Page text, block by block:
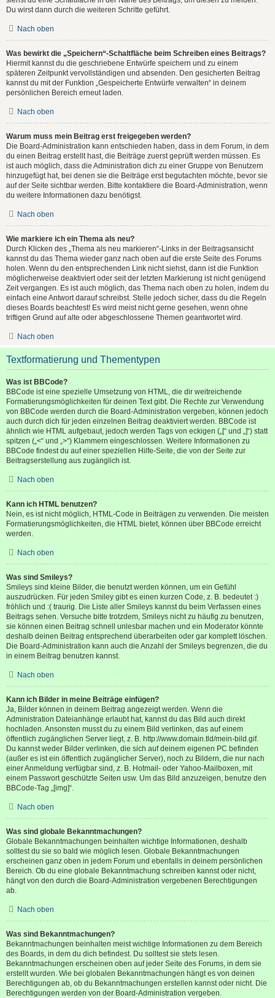
Du wirst dann durch die weiteren Schritte geführt.
Nach oben
Was bewirkt die „Speichern“-Schaltfläche beim Schreiben eines Beitrags?
Hiermit kannst du die geschriebene Entwürfe speichern und zu einem
späteren Zeitpunkt vervollständigen und absenden. Den gesicherten Beitrag
kannst du mit der Funktion „Gespeicherte Entwürfe verwalten“ in deinem
persönlichen Bereich erneut laden.
Nach oben
Warum muss mein Beitrag erst freigegeben werden?
Die Board-Administration kann entschieden haben, dass in dem Forum, in dem
du einen Beitrag erstellt hast, die Beiträge zuerst geprüft werden müssen. Es
ist auch möglich, dass die Administration dich zu einer Gruppe von Benutzern
hinzugefügt hat, bei denen sie die Beiträge erst begutachten möchte, bevor sie
auf der Seite sichtbar werden. Bitte kontaktiere die Board-Administration, wenn
du weitere Informationen dazu benötigst.
Nach oben
Wie markiere ich ein Thema als neu?
Durch Klicken des „Thema als neu markieren“-Links in der Beitragsansicht
kannst du das Thema wieder ganz nach oben auf die erste Seite des Forums
holen. Wenn du den entsprechenden Link nicht siehst, dann ist die Funktion
möglicherweise deaktiviert oder seit der letzten Markierung ist nicht genügend
Zeit vergangen. Es ist auch möglich, das Thema nach oben zu holen, indem du
einfach eine Antwort darauf schreibst. Stelle jedoch sicher, dass du die Regeln
dieses Boards beachtest! Es wird meist nicht gerne gesehen, wenn ohne
triftigen Grund auf alte oder abgeschlossene Themen geantwortet wird.
Nach oben
Textformatierung und Thementypen
Was ist BBCode?
BBCode ist eine spezielle Umsetzung von HTML, die dir weitreichende
Formatierungsmöglichkeiten für deinen Text gibt. Die Rechte zur Verwendung
von BBCode werden durch die Board-Administration vergeben, können jedoch
auch durch dich für jeden einzelnen Beitrag deaktiviert werden. BBCode ist
ähnlich wie HTML aufgebaut, jedoch werden Tags von eckigen („[“ und „]“) statt
spitzen („<“ und „>“) Klammern eingeschlossen. Weitere Informationen zu
BBCode findest du auf einer speziellen Hilfe-Seite, die von der Seite zur
Beitragserstellung aus zugänglich ist.
Nach oben
Kann ich HTML benutzen?
Nein, es ist nicht möglich, HTML-Code in Beiträgen zu verwenden. Die meisten
Formatierungsmöglichkeiten, die HTML bietet, können über BBCode erreicht
werden.
Nach oben
Was sind Smileys?
Smileys sind kleine Bilder, die benutzt werden können, um ein Gefühl
auszudrücken. Für jeden Smiley gibt es einen kurzen Code, z. B. bedeutet :)
fröhlich und :( traurig. Die Liste aller Smileys kannst du beim Verfassen eines
Beitrags sehen. Versuche bitte trotzdem, Smileys nicht zu häufig zu benutzen,
sie können einen Beitrag schnell unlesbar machen und ein Moderator könnte
deshalb deinen Beitrag entsprechend überarbeiten oder gar komplett löschen.
Die Board-Administration kann auch die Anzahl der Smileys begrenzen, die du
in einem Beitrag benutzen kannst.
Nach oben
Kann ich Bilder in meine Beiträge einfügen?
Ja, Bilder können in deinem Beitrag angezeigt werden. Wenn die
Administration Dateianhänge erlaubt hat, kannst du das Bild auch direkt
hochladen. Ansonsten musst du zu einem Bild verlinken, das auf einem
öffentlich zugänglichen Server liegt, z. B. http://www.domain.tld/mein-bild.gif.
Du kannst weder Bilder verlinken, die sich auf deinem eigenen PC befinden
(außer es ist ein öffentlich zugänglicher Server), noch zu Bildern, die nur nach
einer Anmeldung verfügbar sind, z. B. Hotmail- oder Yahoo-Mailboxen, mit
einem Passwort geschützte Seiten usw. Um das Bild anzuzeigen, benutze den
BBCode-Tag „[img]“.
Nach oben
Was sind globale Bekanntmachungen?
Globale Bekanntmachungen beinhalten wichtige Informationen, deshalb
solltest du sie so bald wie möglich lesen. Globale Bekanntmachungen
erscheinen ganz oben in jedem Forum und ebenfalls in deinem persönlichen
Bereich. Ob du eine globale Bekanntmachung schreiben kannst oder nicht,
hängt von den durch die Board-Administration vergebenen Berechtigungen
ab.
Nach oben
Was sind Bekanntmachungen?
Bekanntmachungen beinhalten meist wichtige Informationen zu dem Bereich
des Boards, in dem du dich befindest. Du solltest sie stets lesen.
Bekanntmachungen erscheinen oben auf jeder Seite des Forums, in dem sie
erstellt wurden. Wie bei globalen Bekanntmachungen hängt es von deinen
Berechtigungen ab, ob du Bekanntmachungen erstellen kannst oder nicht. Die
Berechtigungen werden von der Board-Administration vergeben.